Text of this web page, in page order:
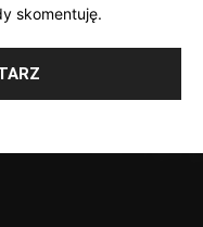
skomentuję.